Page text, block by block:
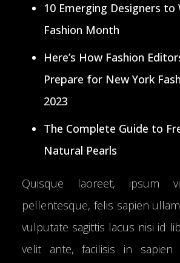
10 Emerging Designers to
Fashion Month
Here’s How Fashion
Prepare for New York
2023
The Complete Guide to
Natural Pearls
Quisque laoreet, ipsum
pellentesque, felis sapien
vulputate sagittis lacus nisi id
velit ante, facilisis in sapien